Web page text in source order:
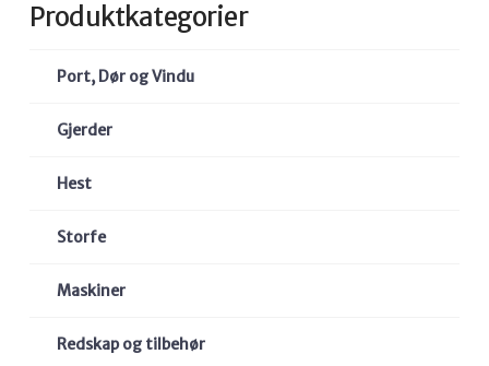
Produktkategorier
Port, Dør og Vindu
Gjerder
Hest
Storfe
Maskiner
Redskap og tilbehør